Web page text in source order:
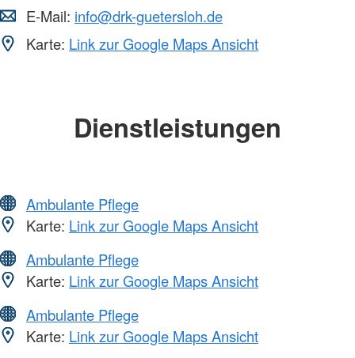
E-Mail: info@drk-guetersloh.de
Karte: Link zur Google Maps Ansicht
Dienstleistungen
Ambulante Pflege
Karte: Link zur Google Maps Ansicht
Ambulante Pflege
Karte: Link zur Google Maps Ansicht
Ambulante Pflege
Karte: Link zur Google Maps Ansicht